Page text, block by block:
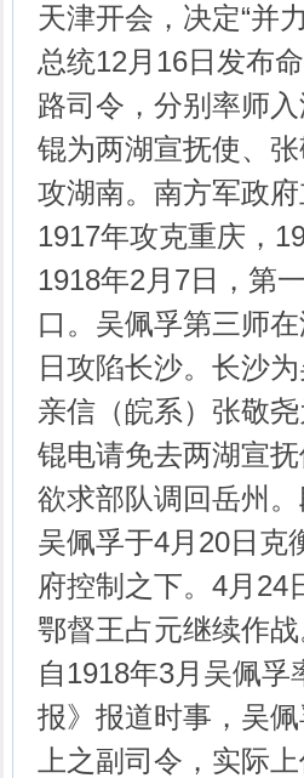
天津开会，决定“并
总统12月16日发布
路司令，分别率师
锟为两湖宣抚使、
攻湖南。南方军政
1917年攻克重庆，
1918年2月7日，第
口。吴佩孚第三师
日攻陷长沙。长沙
亲信（皖系）张敬
锟电请免去两湖宣
欲求部队调回岳州
吴佩孚于4月20日克
府控制之下。4月24
鄂督王占元继续作战
自1918年3月吴佩
报》报道时事，吴
上之副司令，实际